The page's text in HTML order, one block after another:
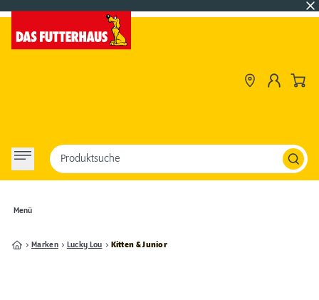
Menü
Produktsuche
Marken Lucky Lou Kitten & Junior